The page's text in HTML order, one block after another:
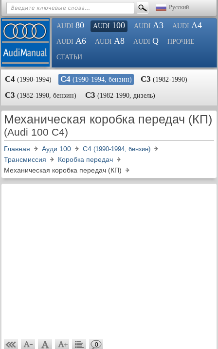
Русский
AUDI 80 AUDI 100 AUDI A3 AUDI A4
AUDI A6 AUDI A8 AUDI Q ПРОЧИЕ
СТАТЬИ
С4 (1990-1994) С4 (1990-1994, бензин) С3 (1982-1990)
С3 (1982-1990, бензин) С3 (1982-1990, дизель)
Механическая коробка передач (КП)
(Audi 100 C4)
Главная Ауди 100 С4 (1990-1994, бензин)
Трансмиссия
Коробка передач
Механическая коробка передач (КП)
0